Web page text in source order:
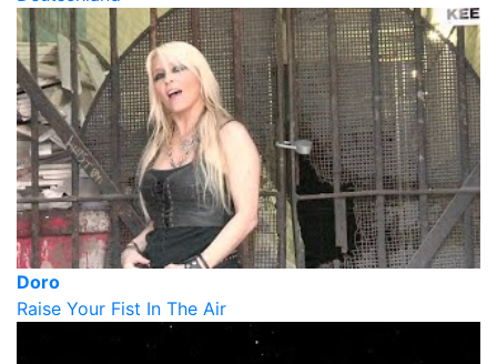
Doro
Raise Your Fist In The Air